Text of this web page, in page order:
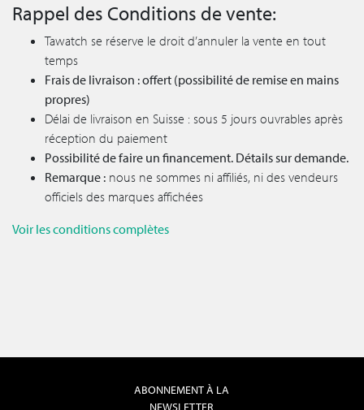
Rappel des Conditions de vente:
Tawatch se réserve le droit d’annuler la vente en tout
temps
Frais de livraison : offert (possibilité de remise en mains
propres)
Délai de livraison en Suisse : sous 5 jours ouvrables après
réception du paiement
Possibilité de faire un financement. Détails sur demande.
Remarque : nous ne sommes ni affiliés, ni des vendeurs
officiels des marques affichées
Voir les conditions complètes
ABONNEMENT À LA
NEWSLETTER